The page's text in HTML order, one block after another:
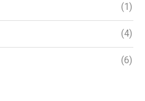
(1)
(4)
(6)